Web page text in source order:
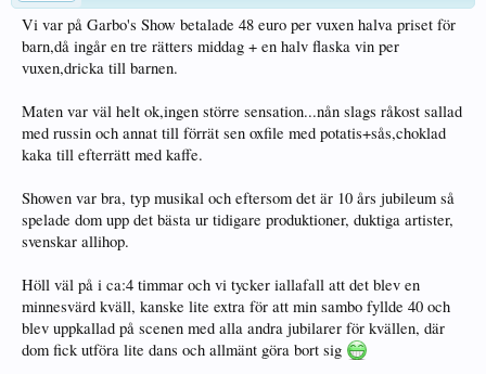
Vi var på Garbo's Show betalade 48 euro per vuxen halva priset för
barn,då ingår en tre rätters middag + en halv flaska vin per
vuxen,dricka till barnen.
Maten var väl helt ok,ingen större sensation...nån slags råkost sallad
med russin och annat till förrät sen oxfile med potatis+sås,choklad
kaka till efterrätt med kaffe.
Showen var bra, typ musikal och eftersom det är 10 års jubileum så
spelade dom upp det bästa ur tidigare produktioner, duktiga artister,
svenskar allihop.
Höll väl på i ca:4 timmar och vi tycker iallafall att det blev en
minnesvärd kväll, kanske lite extra för att min sambo fyllde 40 och
blev uppkallad på scenen med alla andra jubilarer för kvällen, där
dom fick utföra lite dans och allmänt göra bort sig